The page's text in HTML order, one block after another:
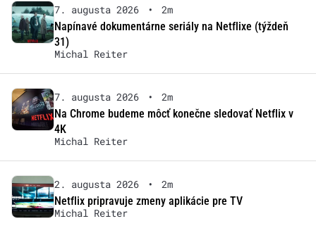
7. augusta 2026 •
2m
Napínavé dokumentárne seriály na Netflixe (týždeň
31)
Michal Reiter
7. augusta 2026 •
2m
Na Chrome budeme môcť konečne sledovať Netflix v
4K
Michal Reiter
2. augusta 2026 •
2m
Netflix pripravuje zmeny aplikácie pre TV
Michal Reiter